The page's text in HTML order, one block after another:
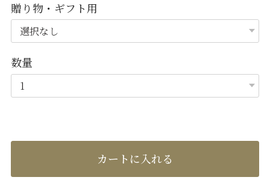
贈り物・ギフト用
数量
カートに入れる